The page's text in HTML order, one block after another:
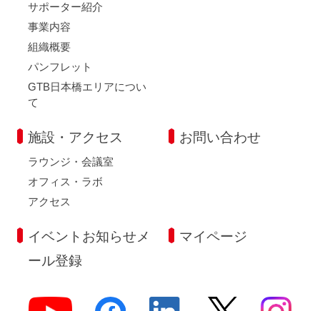
サポーター紹介
事業内容
組織概要
パンフレット
GTB日本橋エリアについ
て
施設・アクセス
ラウンジ・会議室
オフィス・ラボ
アクセス
お問い合わせ
イベントお知らせメ
ール登録
マイページ